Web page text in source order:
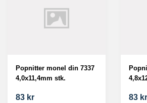
Popnitter monel din 7337
4,0x11,4mm stk.
83 kr 83 kr